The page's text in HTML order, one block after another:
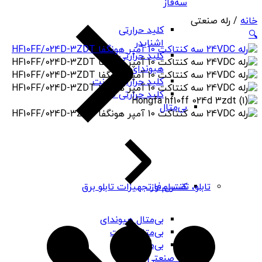
کلید حرارتی
اشنایدر
کلید حرارتی
هیوندای
کلید حرارتی چینت
کلید حرارتی PNS
بی‌متال
بی‌متال هیوندای
بی‌متال چینت
بی‌متال PNS
رله صنعتی
سه‌فاز
کنترل فاز
تابلو، تقسیم و تجهیزات تابلو برق
خانه / رله صنعتی
🔍